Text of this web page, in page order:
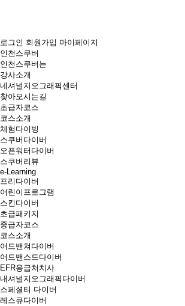
로그인 회원가입 마이페이지
인천스쿠버
인천스쿠버는
강사소개
네셔널지오그래픽센터
찾아오시는길
초급자코스
코스소개
체험다이빙
스쿠버다이버
오픈워터다이버
스쿠버리뷰
e-Learning
프리다이버
어린이프로그램
스킨다이버
초급패키지
중급자코스
코스소개
어드밴쳐다이버
어드밴스드다이버
EFR응급처치사
내셔널지오그래픽다이버
스페셜티 다이버
레스큐다이버